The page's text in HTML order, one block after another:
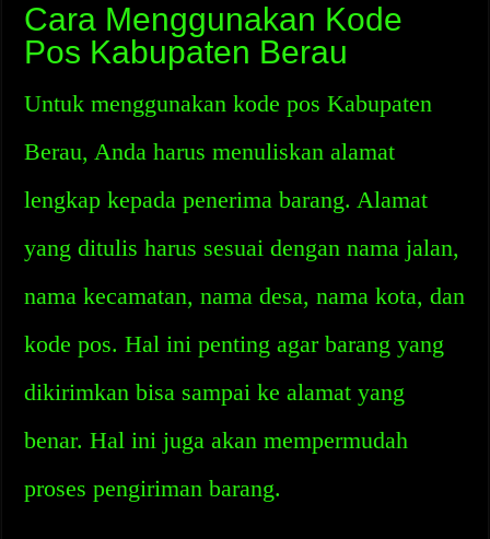
Cara Menggunakan Kode
Pos Kabupaten Berau
Untuk menggunakan kode pos Kabupaten
Berau, Anda harus menuliskan alamat
lengkap kepada penerima barang. Alamat
yang ditulis harus sesuai dengan nama jalan,
nama kecamatan, nama desa, nama kota, dan
kode pos. Hal ini penting agar barang yang
dikirimkan bisa sampai ke alamat yang
benar. Hal ini juga akan mempermudah
proses pengiriman barang.